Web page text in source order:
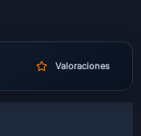
Valoraciones